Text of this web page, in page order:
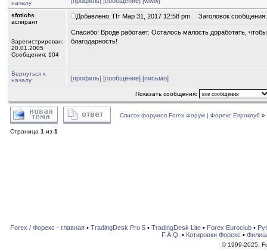
началу
sfotichs
аспирант
Зарегистрирован:
20.01.2005
Сообщения: 104
Добавлено: Пт Мар 31, 2017 12:58 pm Заголовок сообщения:
Спасибо! Вроде работает. Осталось малость доработать,
благодарность!
Вернуться к
началу
[профиль] [сообщение] [письмо]
Показать сообщения:
Список форумов Forex Форум | Форекс Евроклуб »
Страница 1 из 1
Forex / Форекс - главная• TradingDesk Pro 5• TradingDesk Lite• Forex Euroclub•
F.A.Q. • Котировки Форекс •
© 1999-2025,